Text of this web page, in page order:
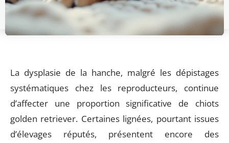
La dysplasie de la hanche, malgré les dépistages
systématiques chez les reproducteurs, continue
d’affecter une proportion significative de chiots
golden retriever. Certaines lignées, pourtant issues
d’élevages réputés, présentent encore des